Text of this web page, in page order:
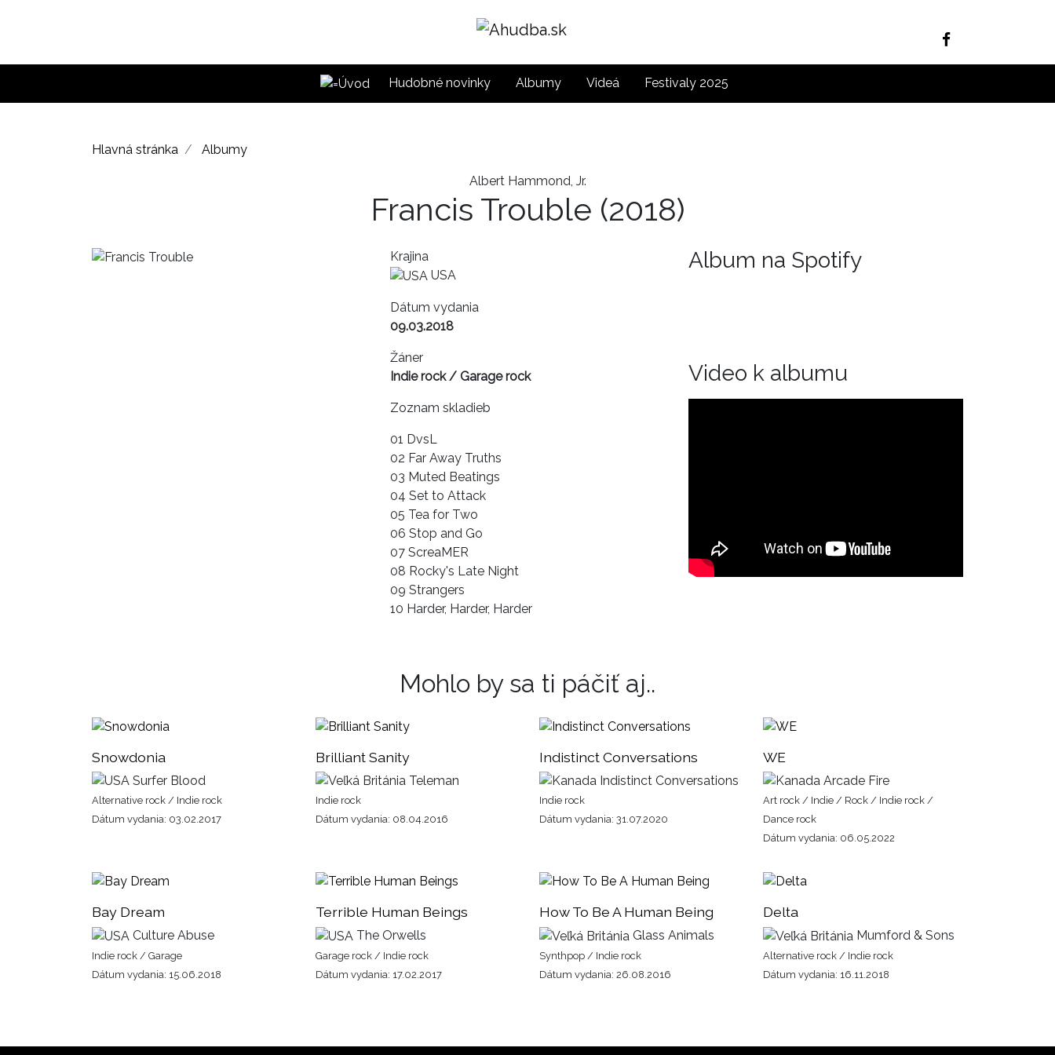
Hudobné novinky Albumy Videá Festivaly 2025
Hlavná stránka Albumy
Albert Hammond, Jr.
Francis Trouble (2018)
Krajina
USA
Dátum vydania
09.03.2018
Žáner
Indie rock / Garage rock
Zoznam skladieb
01 DvsL
02 Far Away Truths
03 Muted Beatings
04 Set to Attack
05 Tea for Two
06 Stop and Go
07 ScreaMER
08 Rocky's Late Night
09 Strangers
10 Harder, Harder, Harder
Album na Spotify
Video k albumu
Mohlo by sa ti páčiť aj..
Snowdonia
Surfer Blood
Alternative rock / Indie rock
Dátum vydania: 03.02.2017
Brilliant Sanity
Teleman
Indie rock
Dátum vydania: 08.04.2016
Indistinct Conversations
Indistinct Conversations
Indie rock
Dátum vydania: 31.07.2020
WE
Arcade Fire
Art rock / Indie / Rock / Indie rock /
Dance rock
Dátum vydania: 06.05.2022
Bay Dream
Culture Abuse
Indie rock / Garage
Dátum vydania: 15.06.2018
Terrible Human Beings
The Orwells
Garage rock / Indie rock
Dátum vydania: 17.02.2017
How To Be A Human Being
Glass Animals
Synthpop / Indie rock
Dátum vydania: 26.08.2016
Delta
Mumford & Sons
Alternative rock / Indie rock
Dátum vydania: 16.11.2018